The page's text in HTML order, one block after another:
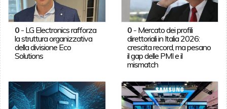
0- LG Electronics rafforza
la struttura organizzativa
della divisione Eco
Solutions
0 - Mercato dei profili
direttoriali in Italia 2026:
crescita record, ma pesano
il gap delle PMI e il
mismatch